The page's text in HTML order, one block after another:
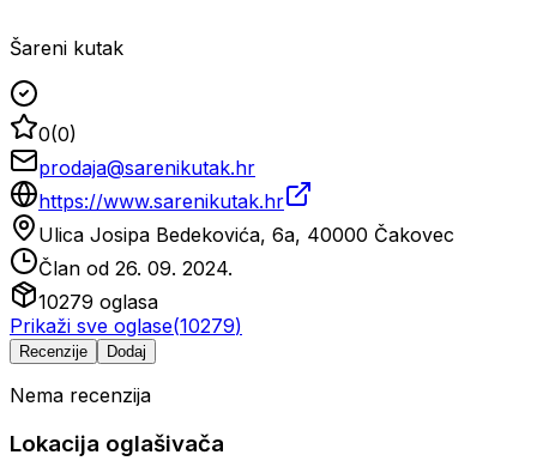
Šareni kutak
0(0)
prodaja@sarenikutak.hr
https://www.sarenikutak.hr
Ulica Josipa Bedekovića, 6a, 40000 Čakovec
Član od 26. 09. 2024.
10279 oglasa
Prikaži sve oglase(10279)
Recenzije Dodaj
Nema recenzija
Lokacija oglašivača